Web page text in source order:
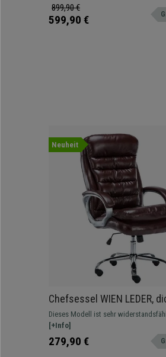
899,90 €
599,90 €
Neuheit
Chefsessel WIEN LEDER,
Polsterung, belastbar bis
Farbe Burgund
Dieses Modell ist sehr
Belastbarkeit von 150 kg. Sehr üppige
Polsterung. In vielen Farben erhältlich.
[+Info]
279,90 €